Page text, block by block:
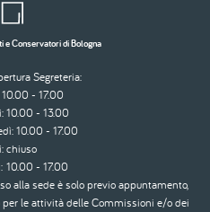
e Conservatori di Bologna
Segreteria:
- 17.00
10.00 - 13.00
10.00 - 17.00
chiuso
10.00 - 17.00
alla sede è solo previo appuntamento,
per le attività delle Commissioni e/o dei